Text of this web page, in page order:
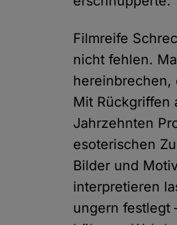
Filmreife
nicht fehlen.
hereinbrechen,
Mit Rückgriffen
Jahrzehnten
esoterischen
Bilder und
interpretieren
ungern festlegt